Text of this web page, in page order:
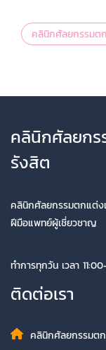
คลินิกศัลยกรรมต
คลินิกศัลยกร
รังสิต
คลินิกศัลยกรรมตกแต่ง
ฝีมือแพทย์ผู้เชี่ยวชาญ
ทำการทุกวัน เวลา
ติดต่อเรา
คลินิกศัลยกรรมต